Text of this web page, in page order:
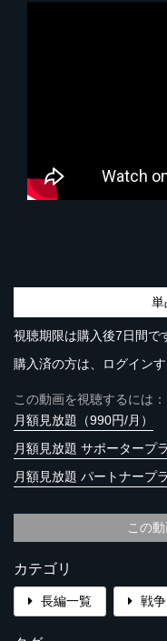
単
視聴期限は購入後7日間で
購入済の方は、ログイン
この動画を視聴するには：
月額見放題（990円/月）
月額見放題 サポータープ
月額見放題 パートナープ
この
カテゴリ
長編一覧 戦